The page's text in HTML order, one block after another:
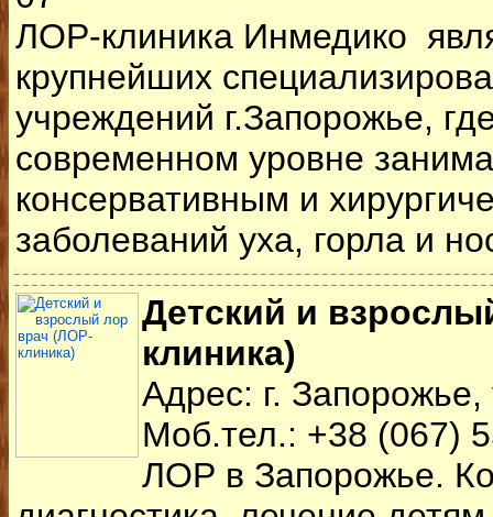
ЛОР-клиника Инмедико
крупнейших
учреждений г.Запорожье,
современном уровне
консервативным и
заболеваний уха, горла и
Детский и
клиника)
Адрес: г.
Моб.тел.: +38 (067)
ЛОР в Запорожье.